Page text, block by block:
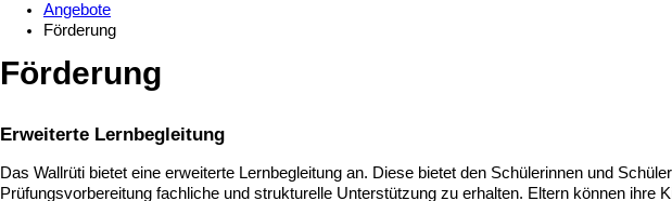
Angebote
Förderung
Förderung
Erweiterte Lernbegleitung
Das Wallrüti bietet eine erweiterte Lernbegleitung an. Diese bietet den Schülerinnen und
Prüfungsvorbereitung fachliche und strukturelle Unterstützung zu erhalten. Eltern können